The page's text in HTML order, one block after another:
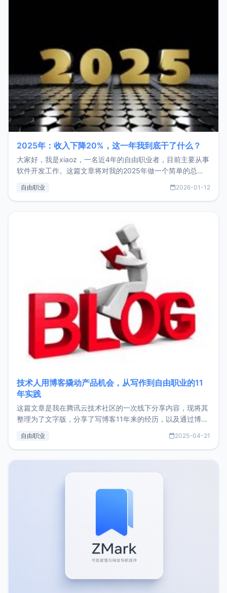
2025年：收入下降20%，这一年我到底干了什么？
大家好，我是xiaoz，一名近4年的自由职业者，目前主要从事
软件开发工作。这篇文章将对我的2025年做一个简单的总
收入下降20%，但却过得很充实，2026年不求突破，但求保
自由职业 2026-01-12
技术人用博客撬动产品机会，从写作到自由职业的11
年实践
这篇文章是我在腾讯云技术社区的一次线下分享内容，现将其
整理为了文字版，分享了写博客11年来的经历，以及通过博客
了我的首个产品ImgURL的真实数据和产品现状。自我介绍大
自由职业 2025-04-21